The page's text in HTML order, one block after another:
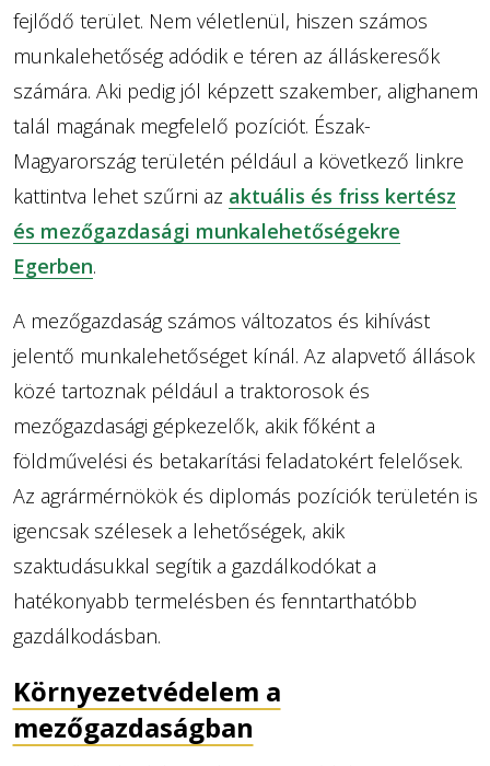
fejlődő terület. Nem véletlenül, hiszen számos
munkalehetőség adódik e téren az álláskeresők
számára. Aki pedig jól képzett szakember, alighanem
talál magának megfelelő pozíciót. Észak-
Magyarország területén például a következő linkre
kattintva lehet szűrni az aktuális és friss kertész
és mezőgazdasági munkalehetőségekre
Egerben.
A mezőgazdaság számos változatos és kihívást
jelentő munkalehetőséget kínál. Az alapvető állások
közé tartoznak például a traktorosok és
mezőgazdasági gépkezelők, akik főként a
földművelési és betakarítási feladatokért felelősek.
Az agrármérnökök és diplomás pozíciók területén is
igencsak szélesek a lehetőségek, akik
szaktudásukkal segítik a gazdálkodókat a
hatékonyabb termelésben és fenntarthatóbb
gazdálkodásban.
Környezetvédelem a
mezőgazdaságban